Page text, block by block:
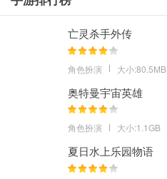
亡灵杀手外传
角色扮演 大小:80.5MB
奥特曼宇宙英雄
角色扮演 大小:1.1GB
夏日水上乐园物语